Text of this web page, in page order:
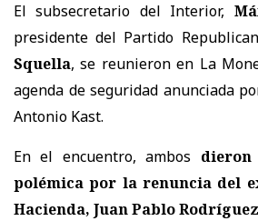
El subsecretario del Interior,
presidente del Partido
Squella, se reunieron en La
agenda de seguridad anunciada
Antonio Kast.
En el encuentro, ambos
polémica por la renuncia del
Hacienda, Juan Pablo Rodríguez